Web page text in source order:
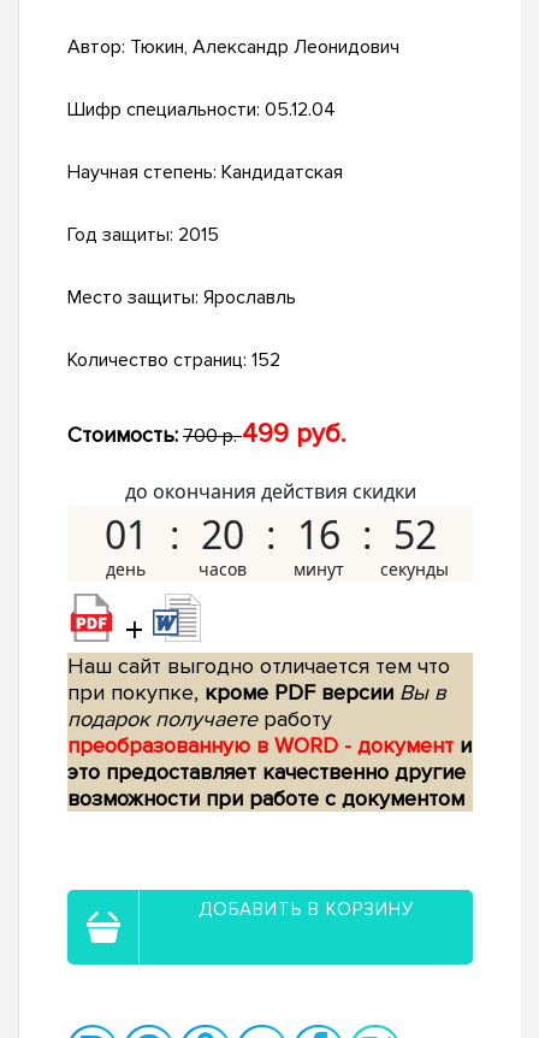
Автор: Тюкин, Александр Леонидович
Шифр специальности: 05.12.04
Научная степень: Кандидатская
Год защиты: 2015
Место защиты: Ярославль
Количество страниц: 152
Стоимость: 700 р.499 руб.
до окончания действия скидки
01 20 16 51
+
Наш сайт выгодно отличается тем что
при покупке, кроме PDF версии Вы в
подарок получаетеработу
преобразованную в WORD - документ и
это предоставляет качественно другие
возможности при работе с документом
ДОБАВИТЬ В КОРЗИНУ